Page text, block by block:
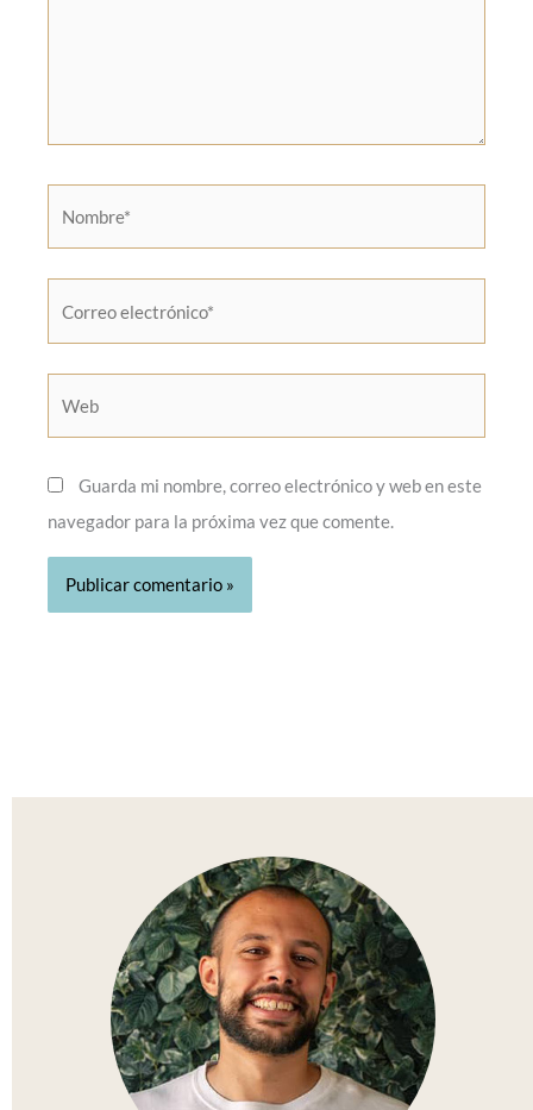
Guarda mi nombre, correo electrónico y web en este
navegador para la próxima vez que comente.